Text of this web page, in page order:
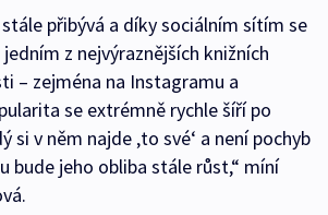
přibývá a díky sociálním sítím se
z nejvýraznějších knižních
– zejména na Instagramu a
se extrémně rychle šíří po
si v něm najde ‚to své‘ a není pochyb
bude jeho obliba stále růst,“ míní